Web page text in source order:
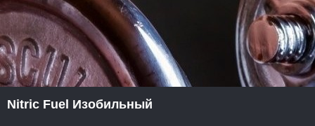
Nitric Fuel Изобильный